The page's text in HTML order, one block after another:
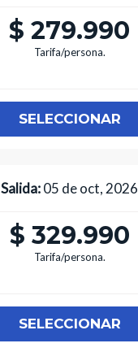
$ 279.990
Tarifa/persona.
SELECCIONAR
Salida:05 de oct, 2026
$ 329.990
Tarifa/persona.
SELECCIONAR